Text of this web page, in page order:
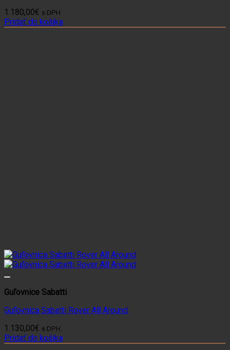
1.180,00€ s DPH
Pridať do košíka
Guľovnice Sabatti
Guľovnica Sabatti Rover All Around
1.130,00€ s DPH
Pridať do košíka